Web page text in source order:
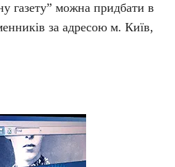
газету” можна придбати в
за адресою м. Київ,